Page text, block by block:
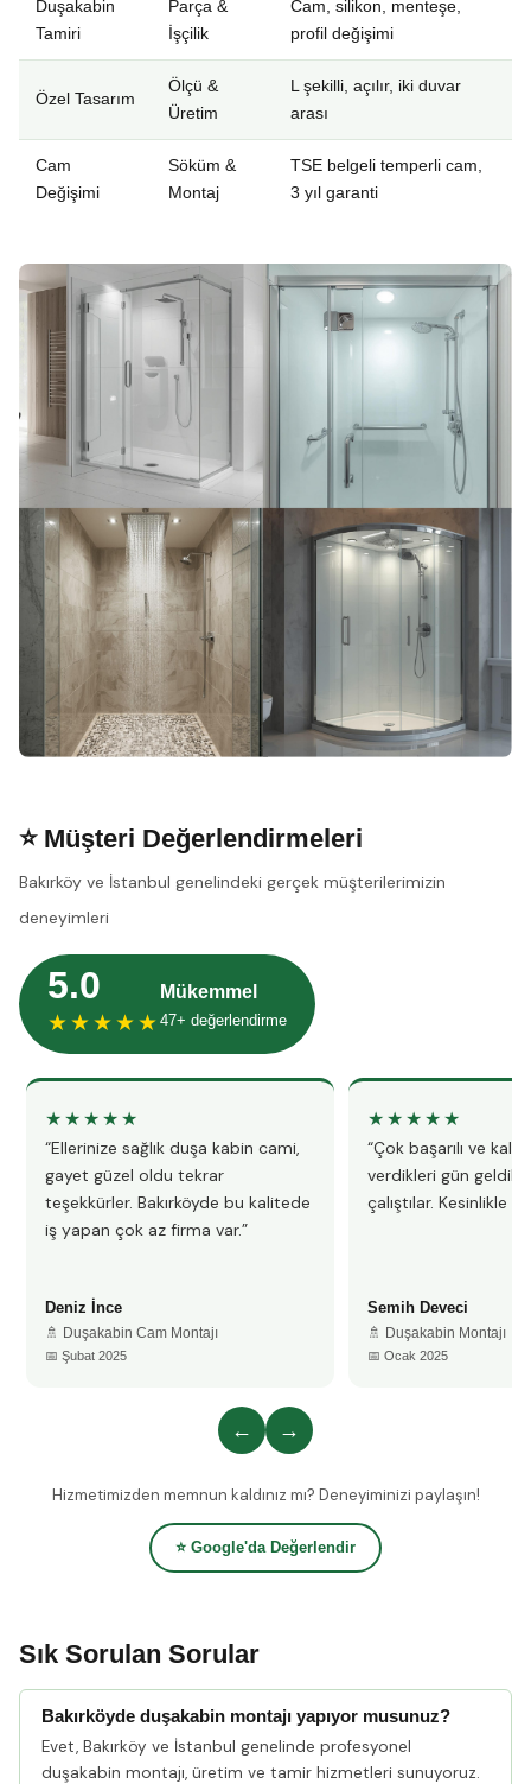
Duşakabin
Tamiri
Parça &
İşçilik
Cam, silikon, menteşe,
profil değişimi
Özel Tasarım
Ölçü &
Üretim
L şekilli, açılır, iki duvar
arası
Cam
Değişimi
Söküm &
Montaj
TSE belgeli temperli cam,
3 yıl garanti
⭐ Müşteri Değerlendirmeleri
Bakırköy ve İstanbul genelindeki gerçek müşterilerimizin
deneyimleri
5.0
★★★★★
Mükemmel
47+ değerlendirme
★★★★★
“Ellerinize sağlık duşa kabin cami,
gayet güzel oldu tekrar
teşekkürler. Bakırköyde bu kalitede
iş yapan çok az firma var.”
Deniz İnce
🚿 Duşakabin Cam Montajı
📅 Şubat 2025
★★★★★
“Çok başarılı ve
verdikleri gün
çalıştılar. Kesinlikle
Semih Deveci
🚿 Duşakabin Montajı
📅 Ocak 2025
← →
Hizmetimizden memnun kaldınız mı? Deneyiminizi paylaşın!
⭐ Google'da Değerlendir
Sık Sorulan Sorular
Bakırköyde duşakabin montajı yapıyor musunuz?
Evet, Bakırköy ve İstanbul genelinde profesyonel
duşakabin montajı, üretim ve tamir hizmetleri sunuyoruz.